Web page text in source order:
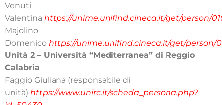
Venuti
Valentina https://unime.unifind.cineca.it/get/person/
Majolino
Domenico https://unime.unifind.cineca.it/get/person/
Unità 2 – Università “Mediterranea” di Reggio
Calabria
Faggio Giuliana (responsabile di
unità) https://www.unirc.it/scheda_persona.php?